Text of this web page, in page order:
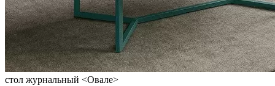
стол журнальный <Овале>